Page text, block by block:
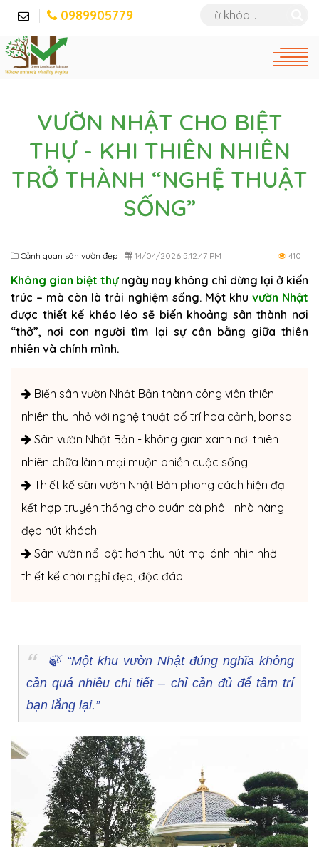
0989905779
VƯỜN NHẬT CHO BIỆT
THỰ - KHI THIÊN NHIÊN
TRỞ THÀNH “NGHỆ THUẬT
SỐNG”
Cảnh quan sân vườn đẹp 14/04/2026 5:12:47 PM 410
Không gian biệt thựngày nay không chỉ dừng lại ở kiến
trúc – mà còn là trải nghiệm sống. Một khu vườn Nhật
được thiết kế khéo léo sẽ biến khoảng sân thành nơi
“thở”, nơi con người tìm lại sự cân bằng giữa thiên
nhiên và chính mình.
Biến sân vườn Nhật Bản thành công viên thiên
nhiên thu nhỏ với nghệ thuật bố trí hoa cảnh, bonsai
Sân vườn Nhật Bản - không gian xanh nơi thiên
nhiên chữa lành mọi muộn phiền cuộc sống
Thiết kế sân vườn Nhật Bản phong cách hiện đại
kết hợp truyền thống cho quán cà phê - nhà hàng
đẹp hút khách
Sân vườn nổi bật hơn thu hút mọi ánh nhìn nhờ
thiết kế chòi nghỉ đẹp, độc đáo
🍃 “Một khu vườn Nhật đúng nghĩa không
cần quá nhiều chi tiết – chỉ cần đủ để tâm trí
bạn lắng lại.”